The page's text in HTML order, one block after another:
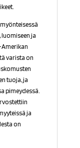
ja
varista on
tuoja, ja
pimeydessä.
ja
on